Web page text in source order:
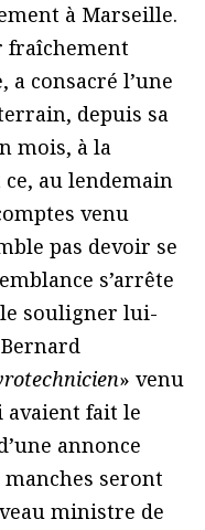
à Marseille.
fraîchement
a consacré l’une
depuis sa
mois, à la
au lendemain
venu
pas devoir se
s’arrête
souligner lui-
» venu
avaient fait le
annonce
seront
ministre de